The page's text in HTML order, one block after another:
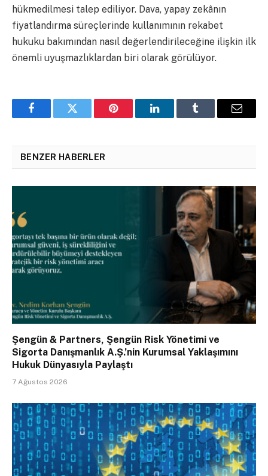
hükmedilmesi talep ediliyor. Dava, yapay zekânın
fiyatlandırma süreçlerinde kullanımının rekabet
hukuku bakımından nasıl değerlendirileceğine ilişkin ilk
önemli uyuşmazlıklardan biri olarak görülüyor.
FacebookTwitter Pinterest LinkedInTumblr Email
BENZER HABERLER
Şengün & Partners, Şengün Risk Yönetimi ve
Sigorta Danışmanlık A.Ş.’nin Kurumsal Yaklaşımını
Hukuk Dünyasıyla Paylaştı
7 Ağustos 2026